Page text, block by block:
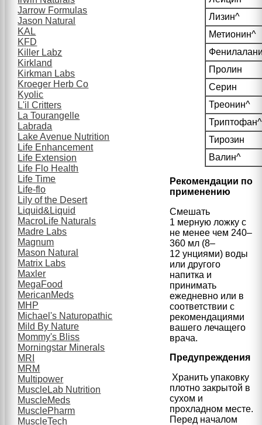
Лизин^
Метионин^
Пролин
Серин
Треонин^
Триптофан^
Тирозин
Валин^
Рекомендации по
применению
Смешать
1 мерную ложку с
не менее чем 240–
360 мл (8–
12 унциями) воды
или другого
напитка и
принимать
ежедневно или в
соответствии с
рекомендациями
вашего лечащего
врача.
Предупреждения
Хранить упаковку
плотно закрытой в
сухом и
прохладном месте.
Перед началом
Jarrow Formulas
Jason Natural
KAL
KFD
Killer Labz
Kirkland
Kirkman Labs
Kroeger Herb Co
Kyolic
L'il Critters
La Tourangelle
Labrada
Lake Avenue Nutrition
Life Enhancement
Life Extension
Life Flo Health
Life Time
Life-flo
Lily of the Desert
Liquid&Liquid
MacroLife Naturals
Madre Labs
Magnum
Mason Natural
Matrix Labs
Maxler
MegaFood
MericanMeds
MHP
Michael's Naturopathic
Mild By Nature
Mommy's Bliss
Morningstar Minerals
MRI
MRM
Multipower
MuscleLab Nutrition
MuscleMeds
MusclePharm
MuscleTech